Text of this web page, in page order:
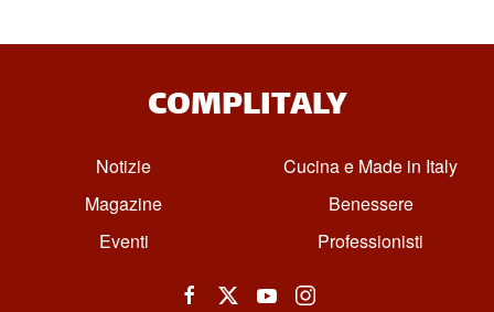
COMPLITALY
Notizie
Magazine
Eventi
Cucina e Made in Italy
Benessere
Professionisti